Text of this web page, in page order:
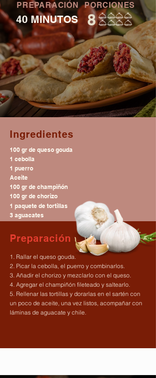
PREPARACIÓN
40 MINUTOS
PORCIONES
8
Ingredientes
100 gr de queso gouda
1 cebolla
1 puerro
Aceite
100 gr de champiñón
100 gr de chorizo
1 paquete de tortillas
3 aguacates
Preparación
1. Rallar el queso gouda.
2. Picar la cebolla, el puerro y combinarlos.
3. Añadir el chorizo y mezclarlo con el queso.
4. Agregar el champiñón fileteado y saltearlo.
5. Rellenar las tortillas y dorarlas en el sartén con
un poco de aceite, una vez listos, acompañar con
láminas de aguacate y chile.